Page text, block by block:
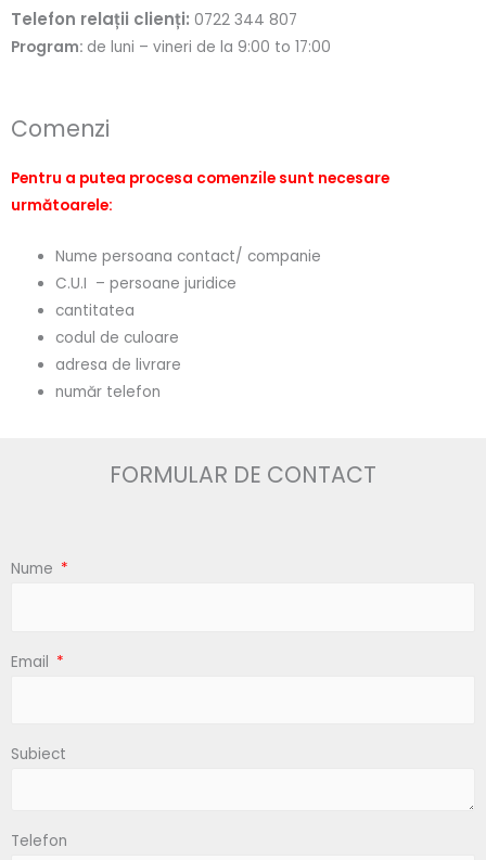
Telefon relații clienți: 0722 344 807
Program: de luni – vineri de la 9:00 to 17:00
Comenzi
Pentru a putea procesa comenzile sunt necesare
următoarele:
Nume persoana contact/ companie
C.U.I – persoane juridice
cantitatea
codul de culoare
adresa de livrare
număr telefon
FORMULAR DE CONTACT
Nume
Email
Subiect
Telefon